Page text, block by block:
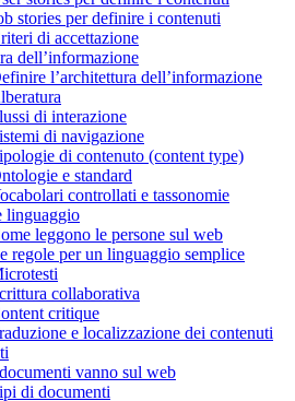
stories per definire i contenuti
di accettazione
dell’informazione
l’architettura dell’informazione
di interazione
di navigazione
di contenuto (content type)
e standard
controllati e tassonomie
linguaggio
leggono le persone sul web
regole per un linguaggio semplice
collaborativa
critique
e localizzazione dei contenuti
vanno sul web
di documenti